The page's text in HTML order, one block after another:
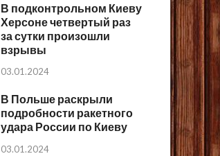
В подконтрольном Киеву
Херсоне четвертый раз
за сутки произошли
взрывы
03.01.2024
В Польше раскрыли
подробности ракетного
удара России по Киеву
03.01.2024